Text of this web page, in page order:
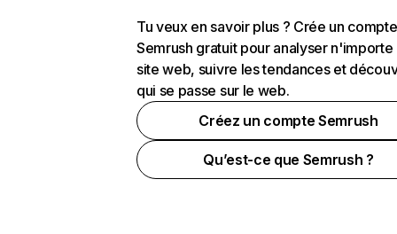
Tu veux en savoir plus ? Crée un compte
Semrush gratuit pour analyser n'importe
site web, suivre les tendances et
qui se passe sur le web.
Créez un compte Semrush
Qu’est-ce que Semrush ?